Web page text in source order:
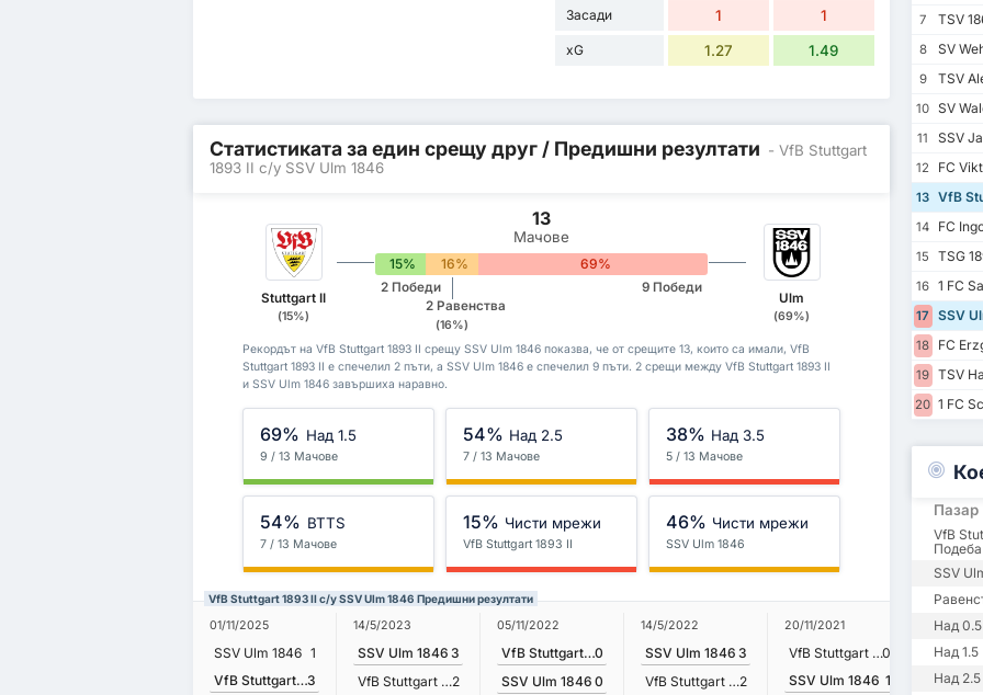
Засади 1 1
xG 1.27 1.49
Статистиката за един срещу друг / Предишни резултати - VfB Stuttgart
1893 II с/у SSV Ulm 1846
Stuttgart II
(15%)
13
Мачове
15% 16% 69%
2 Победи
2 Равенства
(16%)
9 Победи
Ulm
(69%)
Рекордът на VfB Stuttgart 1893 II срещу SSV Ulm 1846 показва, че от срещите 13, които са имали, VfB
Stuttgart 1893 II е спечелил 2 пъти, а SSV Ulm 1846 е спечелил 9 пъти. 2 срещи между VfB Stuttgart 1893 II
и SSV Ulm 1846 завършиха наравно.
69% Над 1.5
9 / 13 Мачове
54% Над 2.5
7 / 13 Мачове
38% Над 3.5
5 / 13 Мачове
54% BTTS
7 / 13 Мачове
15% Чисти мрежи
VfB Stuttgart 1893 II
46% Чисти мрежи
SSV Ulm 1846
VfB Stuttgart 1893 II с/у SSV Ulm 1846 Предишни резултати
01/11/2025
SSV Ulm 1846 1
VfB Stuttgart 1893 II3
14/5/2023
SSV Ulm 1846 3
VfB Stuttgart 1893 II2
05/11/2022
VfB Stuttgart 1893 II0
SSV Ulm 1846 0
14/5/2022
SSV Ulm 1846 3
VfB Stuttgart 1893 II2
20/11/2021
VfB Stuttgart 1893 II0
SSV Ulm 1846 1
15/5/2021
SSV
7
TSV
8
SV
9
TSV
10 SV
11
SSV
12
FC
13 VfB
14
FC
15
TSG
16 1 FC
17 SSV
18
FC
19 TSV
20 1 FC
Пазар
VfB
Подеба
SSV
Над 0.5
Над 1.5
Над 2.5